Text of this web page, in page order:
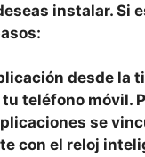
instalar. Si
desde la
teléfono móvil.
se
con el reloj